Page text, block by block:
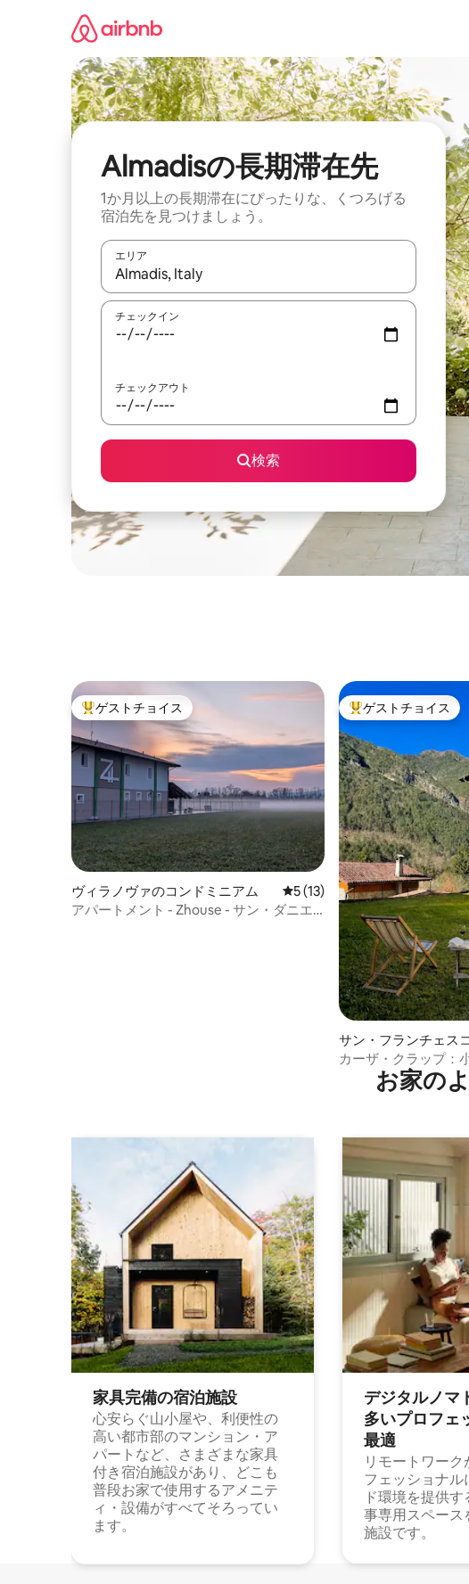
Almadisの長期滞在先
1か月以上の長期滞在にぴったりな、くつろげる
宿泊先を見つけましょう。
エリア
検索結果が表示されたら、上下の矢印キーを使って移動する
チェックイン
チェックアウト
検索
大好評のゲストチョイスです。
ゲストチョイス
ヴィラノヴァのコンドミニアム レビュー13件、5つ星中5つ星
5 (13)
アパートメント - Zhouse - サン・ダニエ
大好評のゲストチョ
ゲストチョイス
サン・フランチェス
ン・アパート
カーザ・クラップ：
お家の
家具完備の宿⁠泊⁠施⁠設
心安らぐ山小屋や、利便性の
高い都市部のマンション・ア
パートなど、さまざまな家具
付き宿泊施設があり、どこも
普段お家で使用するアメニテ
ィ・設備がすべてそろってい
ます。
デジタルノマ
多⁠いプ⁠ロ⁠フ⁠ェ⁠
最⁠適
リモートワーク
フェッショナル
ド環境を提供
事専用スペース
施設です。